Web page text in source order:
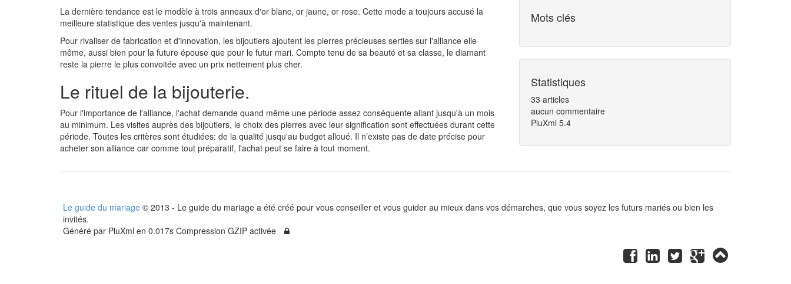
La dernière tendance est le modèle à trois anneaux d'or blanc, or jaune, or rose. Cette mode a toujours accusé la
meilleure statistique des ventes jusqu'à maintenant.
Pour rivaliser de fabrication et d'innovation, les bijoutiers ajoutent les pierres précieuses serties sur l'alliance elle-
même, aussi bien pour la future épouse que pour le futur mari. Compte tenu de sa beauté et sa classe, le diamant
reste la pierre le plus convoitée avec un prix nettement plus cher.
Le rituel de la bijouterie.
Pour l'importance de l'alliance, l'achat demande quand même une période assez conséquente allant jusqu'à un mois
au minimum. Les visites auprès des bijoutiers, le choix des pierres avec leur signification sont effectuées durant cette
période. Toutes les critères sont étudiées: de la qualité jusqu'au budget alloué. Il n’existe pas de date précise pour
acheter son alliance car comme tout préparatif, l'achat peut se faire à tout moment.
Mots clés
Statistiques
33 articles
aucun commentaire
PluXml 5.4
Le guide du mariage © 2013 - Le guide du mariage a été créé pour vous conseiller et vous guider au mieux dans vos démarches, que vous soyez les futurs mariés ou bien les
invités.
Généré par PluXml en 0.017s Compression GZIP activée